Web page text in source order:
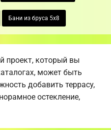
Бани из бруса 5х8
проект, который вы
может быть
добавить террасу,
остекление,